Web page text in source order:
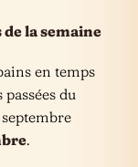
la semaine
en temps
du
.